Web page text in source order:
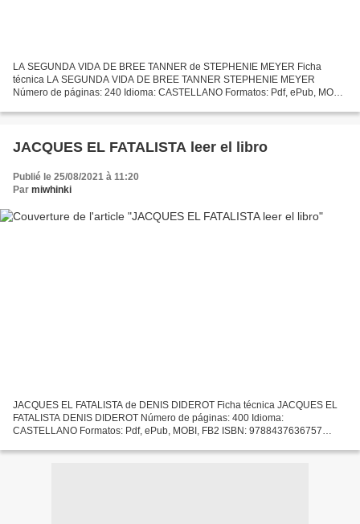
LA SEGUNDA VIDA DE BREE TANNER de STEPHENIE MEYER Ficha
técnica LA SEGUNDA VIDA DE BREE TANNER STEPHENIE MEYER
Número de páginas: 240 Idioma: CASTELLANO Formatos: Pdf, ePub, MOBI,
Descargar...
JACQUES EL FATALISTA leer el libro
Publié le 25/08/2021 à 11:20
Par miwhinki
JACQUES EL FATALISTA de DENIS DIDEROT Ficha técnica JACQUES EL
FATALISTA DENIS DIDEROT Número de páginas: 400 Idioma:
CASTELLANO Formatos: Pdf, ePub, MOBI, FB2 ISBN: 9788437636757
Descargas...